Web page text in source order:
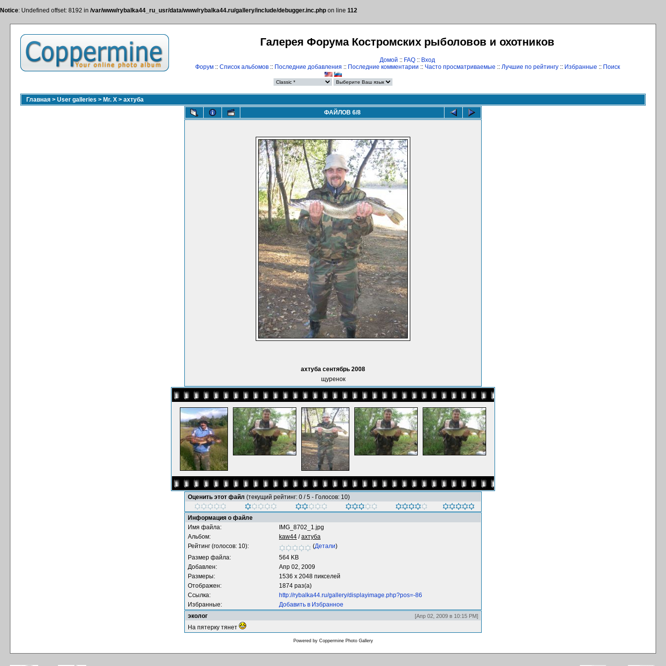
Notice: Undefined offset: 8192 in /var/www/rybalka44_ru_usr/data/www/rybalka44.ru/gallery/include/debugger.inc.php on line 112
Галерея Форума Костромских рыболовов и охотников
Домой :: FAQ :: Вход
Форум:: Список альбомов:: Последние добавления :: Последние комментарии :: Часто просматриваемые :: Лучшие по рейтингу:: Избранные :: Поиск
Главная > User galleries > Mr. X > ахтуба
ФАЙЛОВ 6/8
ахтуба сентябрь 2008
щуренок
Оценить этот файл (текущий рейтинг: 0 / 5 - Голосов: 10)
Информация о файле
Имя файла:
IMG_8702_1.jpg
Альбом:
kaw44 /ахтуба
Рейтинг (голосов: 10):
(Детали)
Размер файла:
564 KB
Добавлен:
Апр 02, 2009
Размеры:
1536 x 2048 пикселей
Отображен:
1874 раз(а)
Ссылка:
http://rybalka44.ru/gallery/displayimage.php?pos=-86
Избранные:
Добавить в Избранное
эколог
[Апр 02, 2009 в 10:15 PM]
На пятерку тянет
Powered by Coppermine Photo Gallery